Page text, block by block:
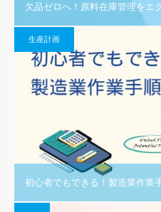
欠品ゼロへ！原料在庫管理をエ
生産計画
初心者でもできる！製造業作業